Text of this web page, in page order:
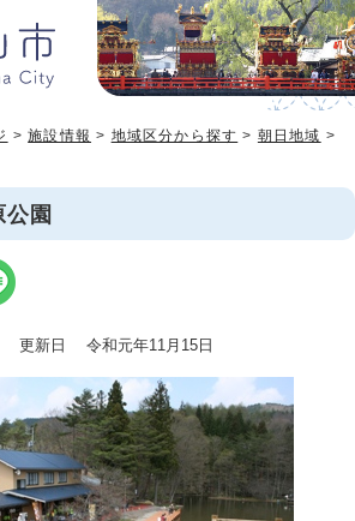
>施設情報 > 地域区分から探す > 朝日地域 >
公園
更新日 令和元年11月15日